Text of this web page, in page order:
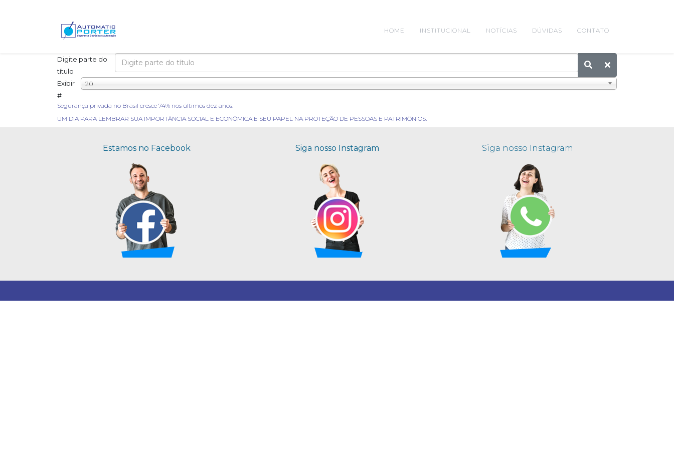
HOME INSTITUCIONAL NOTÍCIAS DÚVIDAS CONTATO
Digite parte do
título
Exibir
#
20
Segurança privada no Brasil cresce 74% nos últimos dez anos.
UM DIA PARA LEMBRAR SUA IMPORTÂNCIA SOCIAL E ECONÔMICA E SEU PAPEL NA PROTEÇÃO DE PESSOAS E PATRIMÔNIOS.
Estamos no Facebook Siga nosso Instagram Siga nosso Instagram